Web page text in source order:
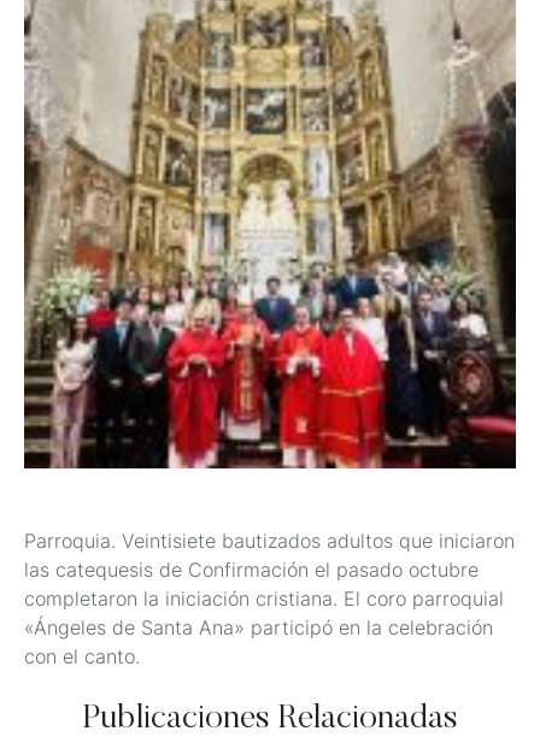
Parroquia. Veintisiete bautizados adultos que iniciaron
las catequesis de Confirmación el pasado octubre
completaron la iniciación cristiana. El coro parroquial
«Ángeles de Santa Ana» participó en la celebración
con el canto.
Publicaciones Relacionadas